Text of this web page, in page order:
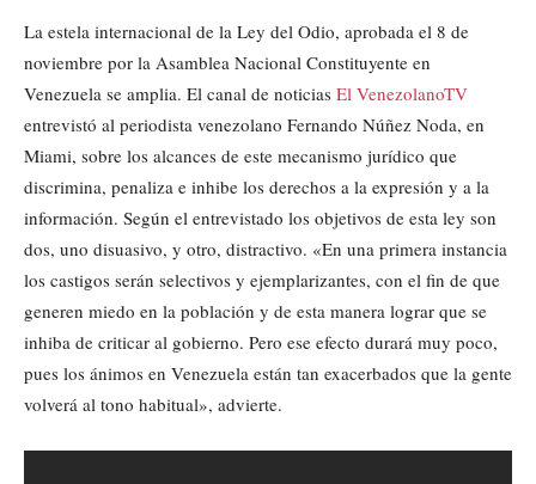
La estela internacional de la Ley del Odio, aprobada el 8 de
noviembre por la Asamblea Nacional Constituyente en
Venezuela se amplia. El canal de noticias El VenezolanoTV
entrevistó al periodista venezolano Fernando Núñez Noda, en
Miami, sobre los alcances de este mecanismo jurídico que
discrimina, penaliza e inhibe los derechos a la expresión y a la
información. Según el entrevistado los objetivos de esta ley son
dos, uno disuasivo, y otro, distractivo. «En una primera instancia
los castigos serán selectivos y ejemplarizantes, con el fin de que
generen miedo en la población y de esta manera lograr que se
inhiba de criticar al gobierno. Pero ese efecto durará muy poco,
pues los ánimos en Venezuela están tan exacerbados que la gente
volverá al tono habitual», advierte.